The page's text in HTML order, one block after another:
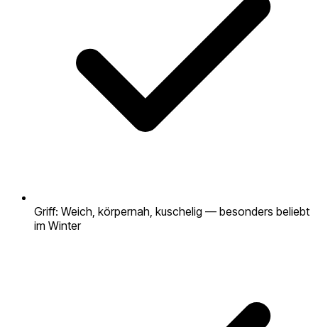
Griff: Weich, körpernah, kuschelig — besonders beliebt
im Winter